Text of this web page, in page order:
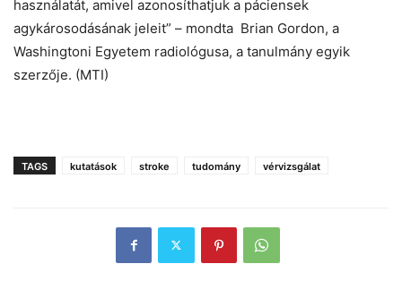
használatát, amivel azonosíthatjuk a páciensek
agykárosodásának jeleit” – mondta Brian Gordon, a
Washingtoni Egyetem radiológusa, a tanulmány egyik
szerzője. (MTI)
TAGS kutatások stroke tudomány vérvizsgálat